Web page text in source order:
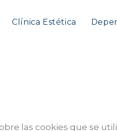
Clínica Estética
las cookies que se